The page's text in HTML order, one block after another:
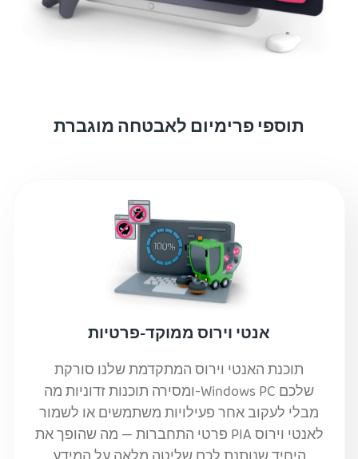
תוספי פרימיום לאבטחה מוגברת
אנטי וירוס ממוקד-פרטיות
תוכנת האנטי וירוס המתקדמת שלנו סורקת
ומסירה תוכנות זדוניות מה-Windows PC שלכם
מבלי לעקוב אחר פעילויות משתמשים או לשמור
פרטי התחברות — מה שהופך את PIA לאנטי וירוס